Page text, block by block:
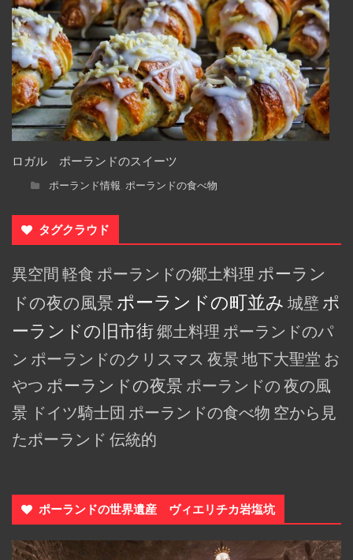
ロガル ポーランドのスイーツ
ポーランド情報, ポーランドの食べ物
タグクラウド
異空間 軽食 ポーランドの郷土料理 ポーラン
ドの夜の風景 ポーランドの町並み 城壁 ポ
ーランドの旧市街 郷土料理 ポーランドのパ
ン ポーランドのクリスマス 夜景 地下大聖堂 お
やつ ポーランドの夜景 ポーランドの 夜の風
景 ドイツ騎士団 ポーランドの食べ物 空から見
たポーランド 伝統的
ポーランドの世界遺産 ヴィエリチカ岩塩坑